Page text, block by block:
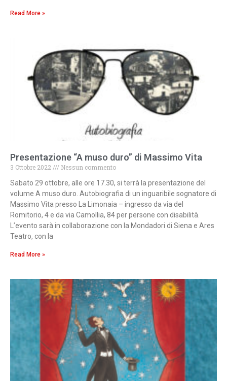
Read More »
Presentazione “A muso duro” di Massimo Vita
3 Ottobre 2022
Nessun commento
Sabato 29 ottobre, alle ore 17.30, si terrà la presentazione del
volume A muso duro. Autobiografia di un inguaribile sognatore di
Massimo Vita presso La Limonaia – ingresso da via del
Romitorio, 4 e da via Camollia, 84 per persone con disabilità.
L’evento sarà in collaborazione con la Mondadori di Siena e Ares
Teatro, con la
Read More »